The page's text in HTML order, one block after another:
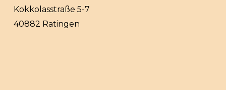
Kokkolasstraße 5-7
40882 Ratingen